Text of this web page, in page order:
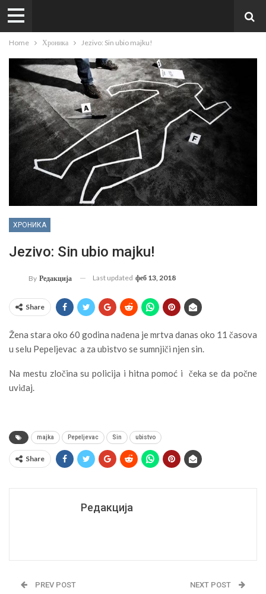
Home Хроника Jezivo: Sin ubio majku!
ХРОНИКА
Jezivo: Sin ubio majku!
By Редакција Last updated феб 13, 2018
Share
Žena stara oko 60 godina nađena je mrtva danas oko 11 časova
u selu Pepeljevac a za ubistvo se sumnjiči njen sin.
Na mestu zločina su policija i hitna pomoć i čeka se da počne
uviđaj.
majka Pepeljevac Sin ubistvo
Share
Редакција
PREV POST NEXT POST